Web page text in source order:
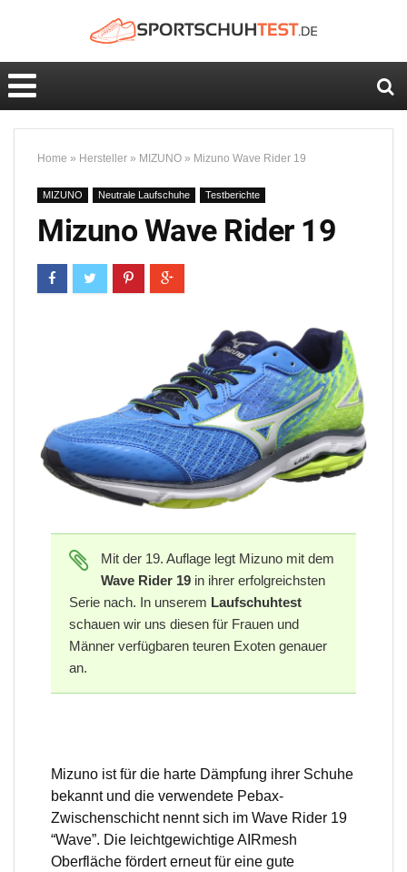
Home » Hersteller » MIZUNO » Mizuno Wave Rider 19
MIZUNO Neutrale Laufschuhe Testberichte
Mizuno Wave Rider 19
Mit der 19. Auflage legt Mizuno mit dem
Wave Rider 19 in ihrer erfolgreichsten
Serie nach. In unserem Laufschuhtest
schauen wir uns diesen für Frauen und
Männer verfügbaren teuren Exoten genauer
an.
Mizuno ist für die harte Dämpfung ihrer Schuhe
bekannt und die verwendete Pebax-
Zwischenschicht nennt sich im Wave Rider 19
“Wave”. Die leichtgewichtige AIRmesh
Oberfläche fördert erneut für eine gute